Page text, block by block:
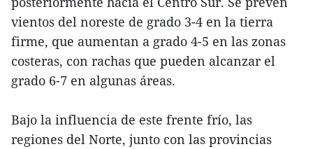
vientos del noreste de grado 3-4 en la tierra
firme, que aumentan a grado 4-5 en las zonas
costeras, con rachas que pueden alcanzar el
grado 6-7 en algunas áreas.
Bajo la influencia de este frente frío, las
regiones del Norte, junto con las provincias